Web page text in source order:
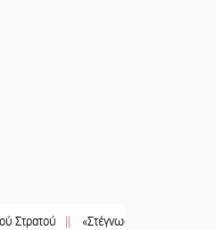
|| «Στέγνωσε» από νερό πάνω από μήνα